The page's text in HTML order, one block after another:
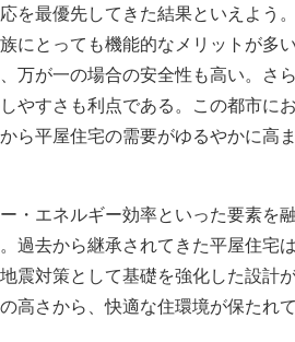
を最優先してきた結果といえよう
にとっても機能的なメリットが多
万が一の場合の安全性も高い。さ
やすさも利点である。この都市に
ら平屋住宅の需要がゆるやかに高
・エネルギー効率といった要素を
過去から継承されてきた平屋住宅
震対策として基礎を強化した設計
高さから、快適な住環境が保たれて